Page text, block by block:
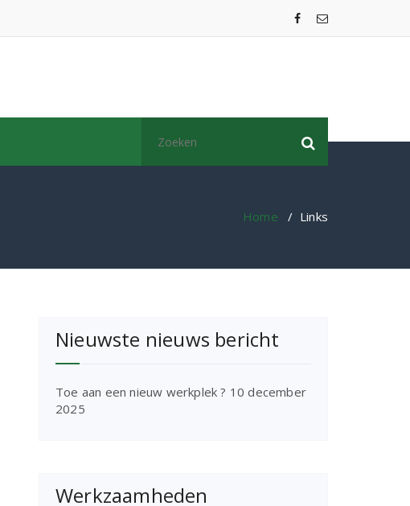
naar:
Home / Links
Nieuwste nieuws bericht
Toe aan een nieuw werkplek ? 10 december
2025
Werkzaamheden